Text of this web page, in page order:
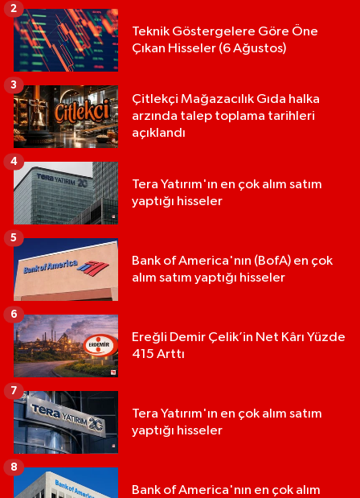
Teknik Göstergelere Göre Öne
Çıkan Hisseler (6 Ağustos)
2
Çitlekçi Mağazacılık Gıda halka
arzında talep toplama tarihleri
açıklandı
3
Tera Yatırım'ın en çok alım satım
yaptığı hisseler
4
Bank of America'nın (BofA) en çok
alım satım yaptığı hisseler
5
Ereğli Demir Çelik’in Net Kârı Yüzde
415 Arttı
6
Tera Yatırım'ın en çok alım satım
yaptığı hisseler
7
Bank of America'nın en çok alım
8